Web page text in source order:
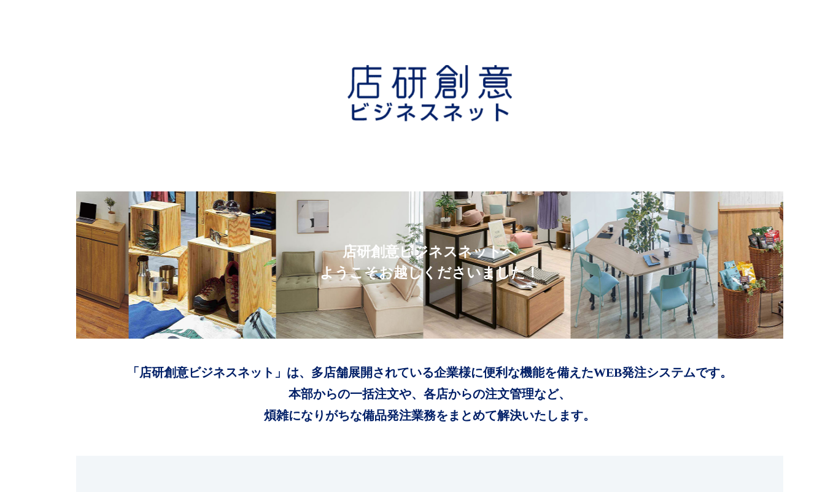
店研創意ビジネスネットへ
ようこそお越しくださいました！
「店研創意ビジネスネット」は、多店舗展開されている企業様に便利な機能を備えたWEB発注システムです。
本部からの一括注文や、各店からの注文管理など、
煩雑になりがちな備品発注業務をまとめて解決いたします。